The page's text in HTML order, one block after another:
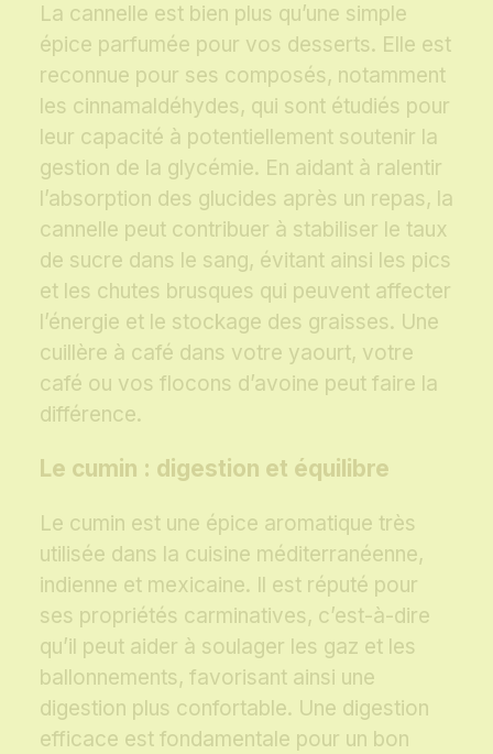
La cannelle est bien plus qu’une simple
épice parfumée pour vos desserts. Elle est
reconnue pour ses composés, notamment
les cinnamaldéhydes, qui sont étudiés pour
leur capacité à potentiellement soutenir la
gestion de la glycémie. En aidant à ralentir
l’absorption des glucides après un repas, la
cannelle peut contribuer à stabiliser le taux
de sucre dans le sang, évitant ainsi les pics
et les chutes brusques qui peuvent affecter
l’énergie et le stockage des graisses. Une
cuillère à café dans votre yaourt, votre
café ou vos flocons d’avoine peut faire la
différence.
Le cumin : digestion et équilibre
Le cumin est une épice aromatique très
utilisée dans la cuisine méditerranéenne,
indienne et mexicaine. Il est réputé pour
ses propriétés carminatives, c’est-à-dire
qu’il peut aider à soulager les gaz et les
ballonnements, favorisant ainsi une
digestion plus confortable. Une digestion
efficace est fondamentale pour un bon